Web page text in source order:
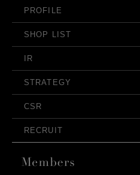
PROFILE
SHOP LIST
IR
STRATEGY
CSR
RECRUIT